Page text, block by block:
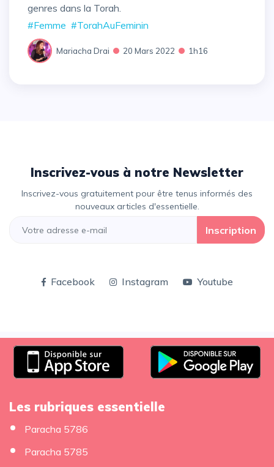
genres dans la Torah.
#Femme #TorahAuFeminin
Mariacha Drai 20 Mars 2022 1h16
Inscrivez-vous à notre Newsletter
Inscrivez-vous gratuitement pour être tenus informés des
nouveaux articles d'essentielle.
Inscription
Facebook Instagram Youtube
Les rubriques essentielle
Paracha 5786
Paracha 5785